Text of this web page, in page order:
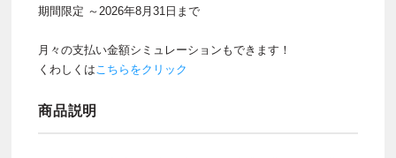
期間限定 ～2026年8月31日まで
月々の支払い金額シミュレーションもできます！
くわしくはこちらをクリック
商品説明